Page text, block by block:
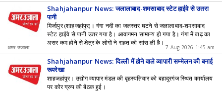
Shahjahanpur News: जलालाबाद-शमसाबाद स्टेट हाईवे से उतरा
पानी
मिर्जापुर (शाहजहांपुर)। गंगा नदी का जलस्तर घटने से जलालाबाद-शमसाबाद
स्टेट हाईवे से पानी उतर गया है। आवागमन सामान्य हो गया है। गंगा में बाढ़ का
असर कम होने से क्षेत्र के लोगों ने राहत की सांस ली है।
अमर उजाला 7 Aug 2026 1:45 am
Shahjahanpur News: दिल्ली में होने वाले व्यापारी सम्मेलन की बनाई
रूपरेखा
शाहजहांपुर। उद्योग व्यापार मंडल की बृहस्पतिवार को बहादुरगंज स्थित कार्यालय
पर कोर ग्रुप की बैठक हुई।